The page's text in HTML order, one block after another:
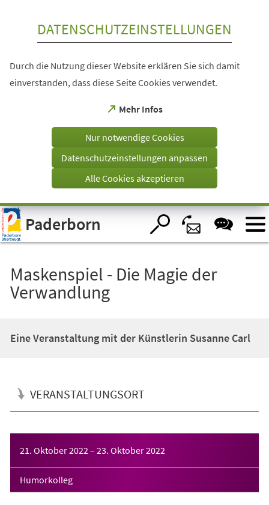
Visuelle
Assistenzsoftware
öffnen.
DATENSCHUTZEINSTELLUNGEN
Durch die Nutzung dieser Website erklären Sie sich damit
einverstanden, dass diese Seite Cookies verwendet.
Mehr Infos
(Öffnet
einem
Tab)
Nur notwendige Cookies
Datenschutzeinstellungen anpassen
Alle Cookies akzeptieren
Paderborn
Maskenspiel - Die Magie der
Verwandlung
Eine Veranstaltung mit der Künstlerin Susanne Carl
VERANSTALTUNGSORT
21. Oktober 2022 – 23. Oktober 2022
Humorkolleg